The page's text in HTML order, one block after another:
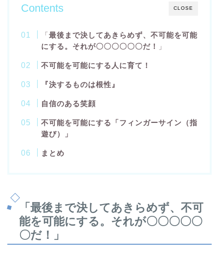
CLOSE
Contents
「最後まで決してあきらめず、不可能を可能
にする。それが〇〇〇〇〇〇だ！
」
不可能を可能にする人に育て！
『決するものは根性』
自信のある笑顔
不可能を可能にする「フィンガーサイン（指
遊び）」
まとめ
「 最後まで決してあきらめず、不可
能を可能にする。それが〇〇〇〇〇
〇だ！
」